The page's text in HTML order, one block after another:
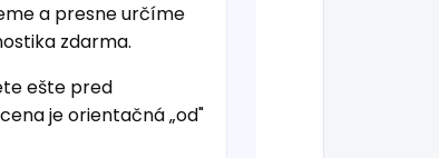
a presne určíme
zdarma.
ešte pred
je orientačná „od"